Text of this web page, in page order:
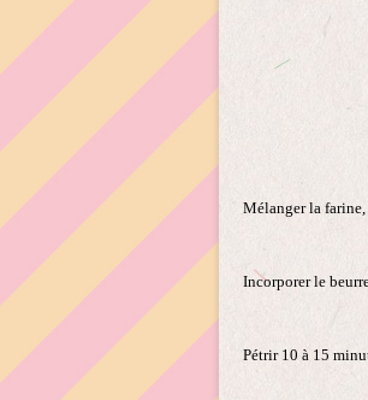
Mélanger la
Incorporer le
Pétrir 10 à 15